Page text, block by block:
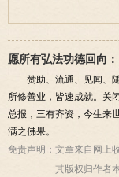
愿所有弘法功德回向：
赞助、流通、见闻、
所修善业，皆速成就。关
总报，三有齐资，今生来
满之佛果。
免责声明： 文章来自网上
其版权归作者